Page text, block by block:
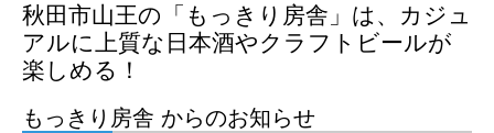
秋田市山王の「もっきり房舎」は、カジュ
アルに上質な日本酒やクラフトビールが
楽しめる！
もっきり房舎 からのお知らせ